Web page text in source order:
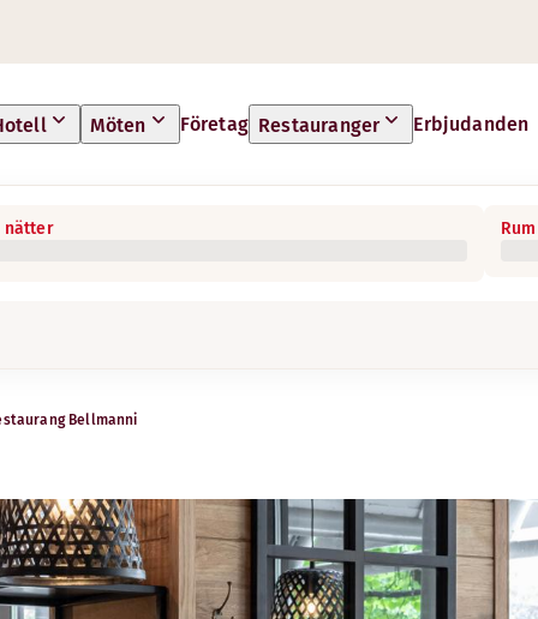
Möten Företag Restauranger Erbjudanden
nätter
Bellmanni